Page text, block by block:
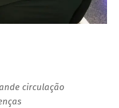
circulação